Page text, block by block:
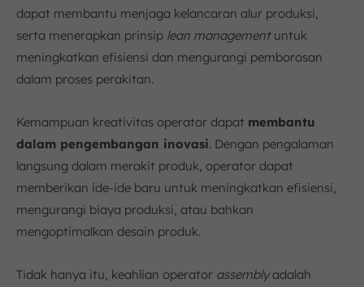
dapat membantu menjaga kelancaran alur produksi,
serta menerapkan prinsip lean managementuntuk
meningkatkan efisiensi dan mengurangi pemborosan
dalam proses perakitan.
Kemampuan kreativitas operator dapat membantu
dalam pengembangan inovasi. Dengan pengalaman
langsung dalam merakit produk, operator dapat
memberikan ide-ide baru untuk meningkatkan efisiensi,
mengurangi biaya produksi, atau bahkan
mengoptimalkan desain produk.
Tidak hanya itu, keahlian operator assemblyadalah